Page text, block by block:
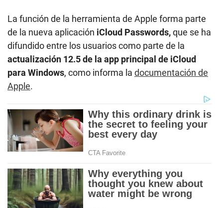
La función de la herramienta de Apple forma parte
de la nueva aplicación iCloud Passwords,que se ha
difundido entre los usuarios como parte de la
actualización 12.5de la app principal de iCloud
para Windows, como informa la documentación de
Apple.